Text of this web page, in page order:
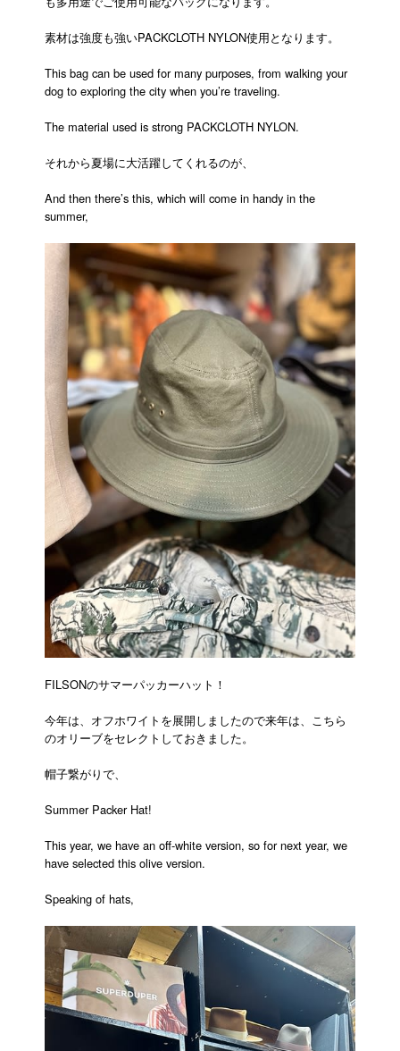
素材は強度も強いPACKCLOTH NYLON使用となります。
This bag can be used for many purposes, from walking your
dog to exploring the city when you’re traveling.
The material used is strong PACKCLOTH NYLON.
それから夏場に大活躍してくれるのが、
And then there’s this, which will come in handy in the
summer,
FILSONのサマーパッカーハット！
今年は、オフホワイトを展開しましたので来年は、こちら
のオリーブをセレクトしておきました。
帽子繋がりで、
Summer Packer Hat!
This year, we have an off-white version, so for next year, we
have selected this olive version.
Speaking of hats,